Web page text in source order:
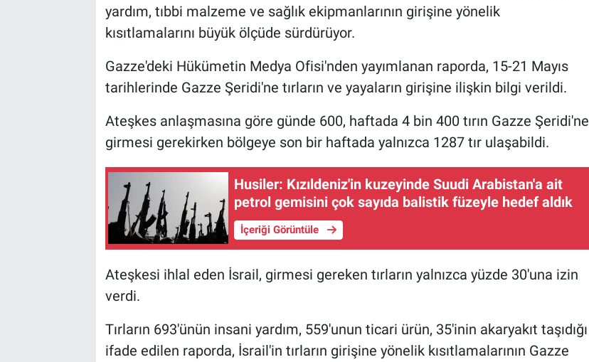
yardım, tıbbi malzeme ve sağlık ekipmanlarının girişine yönelik
kısıtlamalarını büyük ölçüde sürdürüyor.
Gazze'deki Hükümetin Medya Ofisi'nden yayımlanan raporda, 15-21 Mayıs
tarihlerinde Gazze Şeridi'ne tırların ve yayaların girişine ilişkin bilgi verildi.
Ateşkes anlaşmasına göre günde 600, haftada 4 bin 400 tırın Gazze Şeridi'ne
girmesi gerekirken bölgeye son bir haftada yalnızca 1287 tır ulaşabildi.
Husiler: Kızıldeniz'in kuzeyinde Suudi Arabistan'a ait
petrol gemisini çok sayıda balistik füzeyle hedef aldık
İçeriği Görüntüle
Ateşkesi ihlal eden İsrail, girmesi gereken tırların yalnızca yüzde 30'una izin
verdi.
Tırların 693'ünün insani yardım, 559'unun ticari ürün, 35'inin akaryakıt taşıdığı
ifade edilen raporda, İsrail'in tırların girişine yönelik kısıtlamalarının Gazze